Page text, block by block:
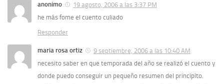
anonimo
19 agosto, 2006 a las 3:37 PM
he más fome el cuento culiado
Responder
maria rosa ortiz
9 septiembre, 2006 a las 10:40 AM
necesito saber en que temporada del año se realizó el cuento y
donde puedo conseguir un pequeño resumen del principito.